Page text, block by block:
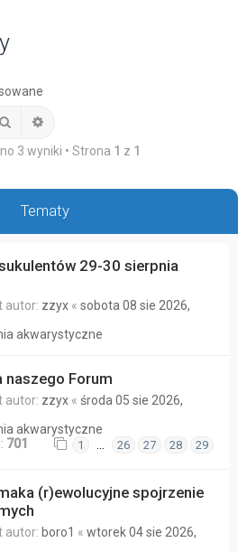
Szukaj
3 wyniki • Strona 1 z 1
Tematy
29-30 sierpnia
autor: zzyx « sobota 08 sie 2026,
akwarystyczne
naszego Forum
autor: zzyx « środa 05 sie 2026,
akwarystyczne
701 1 … 26 27 28 29
(r)ewolucyjne spojrzenie
autor: boro1 « wtorek 04 sie 2026,